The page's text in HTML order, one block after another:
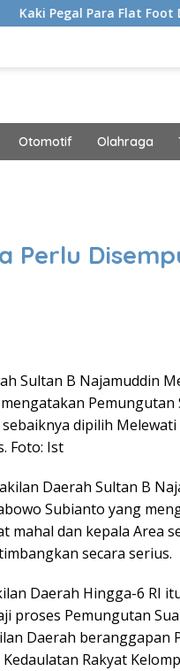
Flat Foot Di Latihan
Otomotif Olahraga
Perlu
Sultan B Najamuddin
Pemungutan
dipilih
Foto: Ist
Daerah Sultan B
Subianto yang
mahal dan kepala Area
secara serius.
Daerah Hingga-6 RI
proses Pemungutan
Daerah beranggapan
Rakyat